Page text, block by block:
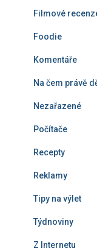
Filmové
Foodie
Komentáře
Na čem právě
Nezařazené
Počítače
Recepty
Reklamy
Tipy na výlet
Týdnoviny
Z Internetu